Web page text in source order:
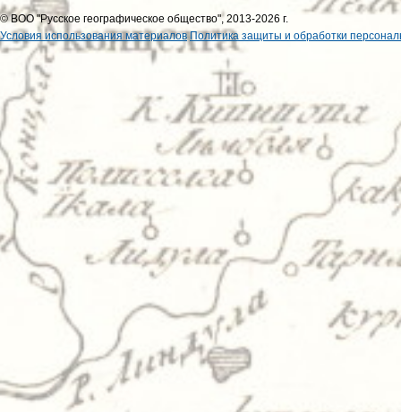
© ВОО "Русское географическое общество", 2013-2026 г.
Условия использования материалов Политика защиты и обработки